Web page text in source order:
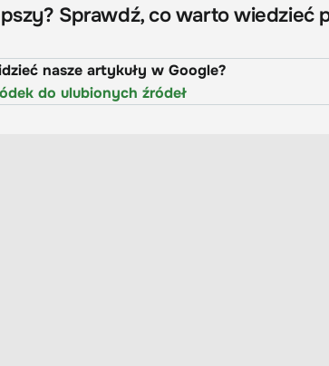
Sprawdź, co warto wiedzieć
nasze artykuły w Google?
do ulubionych źródeł